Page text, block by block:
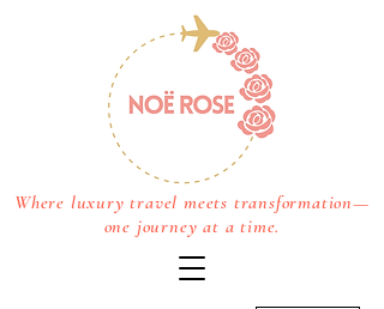
Where luxury travel meets transformation—
one journey at a time.